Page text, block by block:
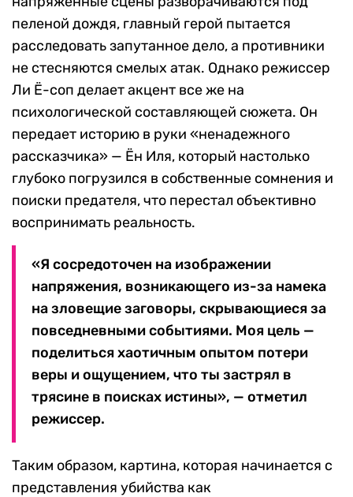
пеленой дождя, главный герой пытается
расследовать запутанное дело, а противники
не стесняются смелых атак. Однако режиссер
Ли Ё-соп делает акцент все же на
психологической составляющей сюжета. Он
передает историю в руки «ненадежного
рассказчика» — Ён Иля, который настолько
глубоко погрузился в собственные сомнения и
поиски предателя, что перестал объективно
воспринимать реальность.
«Я сосредоточен на изображении
напряжения, возникающего из-за намека
на зловещие заговоры, скрывающиеся за
повседневными событиями. Моя цель —
поделиться хаотичным опытом потери
веры и ощущением, что ты застрял в
трясине в поисках истины», — отметил
режиссер.
Таким образом, картина, которая начинается с
представления убийства как